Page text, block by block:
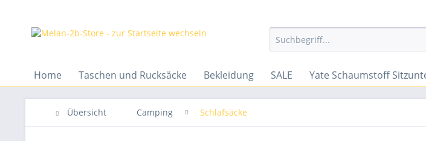
Home Taschen und Rucksäcke Bekleidung SALE Yate Schaumstoff
Übersicht Camping Schlafsäcke